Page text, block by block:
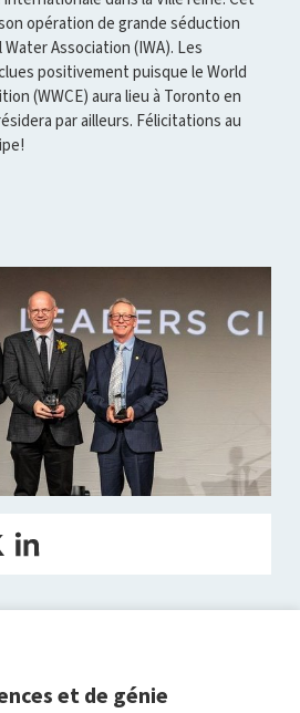
opération de grande séduction
Association (IWA). Les
positivement puisque le World
(WWCE) aura lieu à Toronto en
par ailleurs. Félicitations au
et de génie